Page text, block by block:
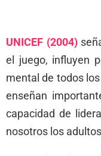
UNICEF (2004)
el juego, influyen
mental de todos
enseñan
capacidad de
nosotros los